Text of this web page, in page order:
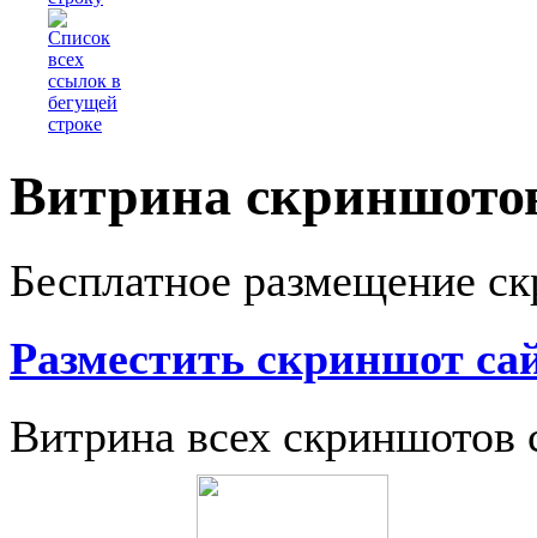
Витрина
Бесплатное размещение
Разместить скриншот
Витрина всех скриншотов